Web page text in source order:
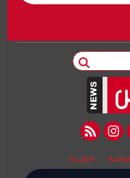
instagram
rss feed
اتصل بنا